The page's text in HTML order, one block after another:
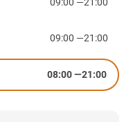
09:00 —21:00
08:00—21:00